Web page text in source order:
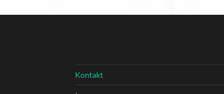
Kontakt